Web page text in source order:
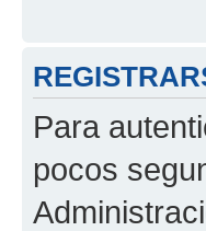
Para
pocos